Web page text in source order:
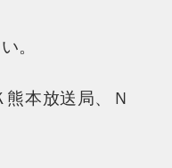
。
放送局、Ｎ